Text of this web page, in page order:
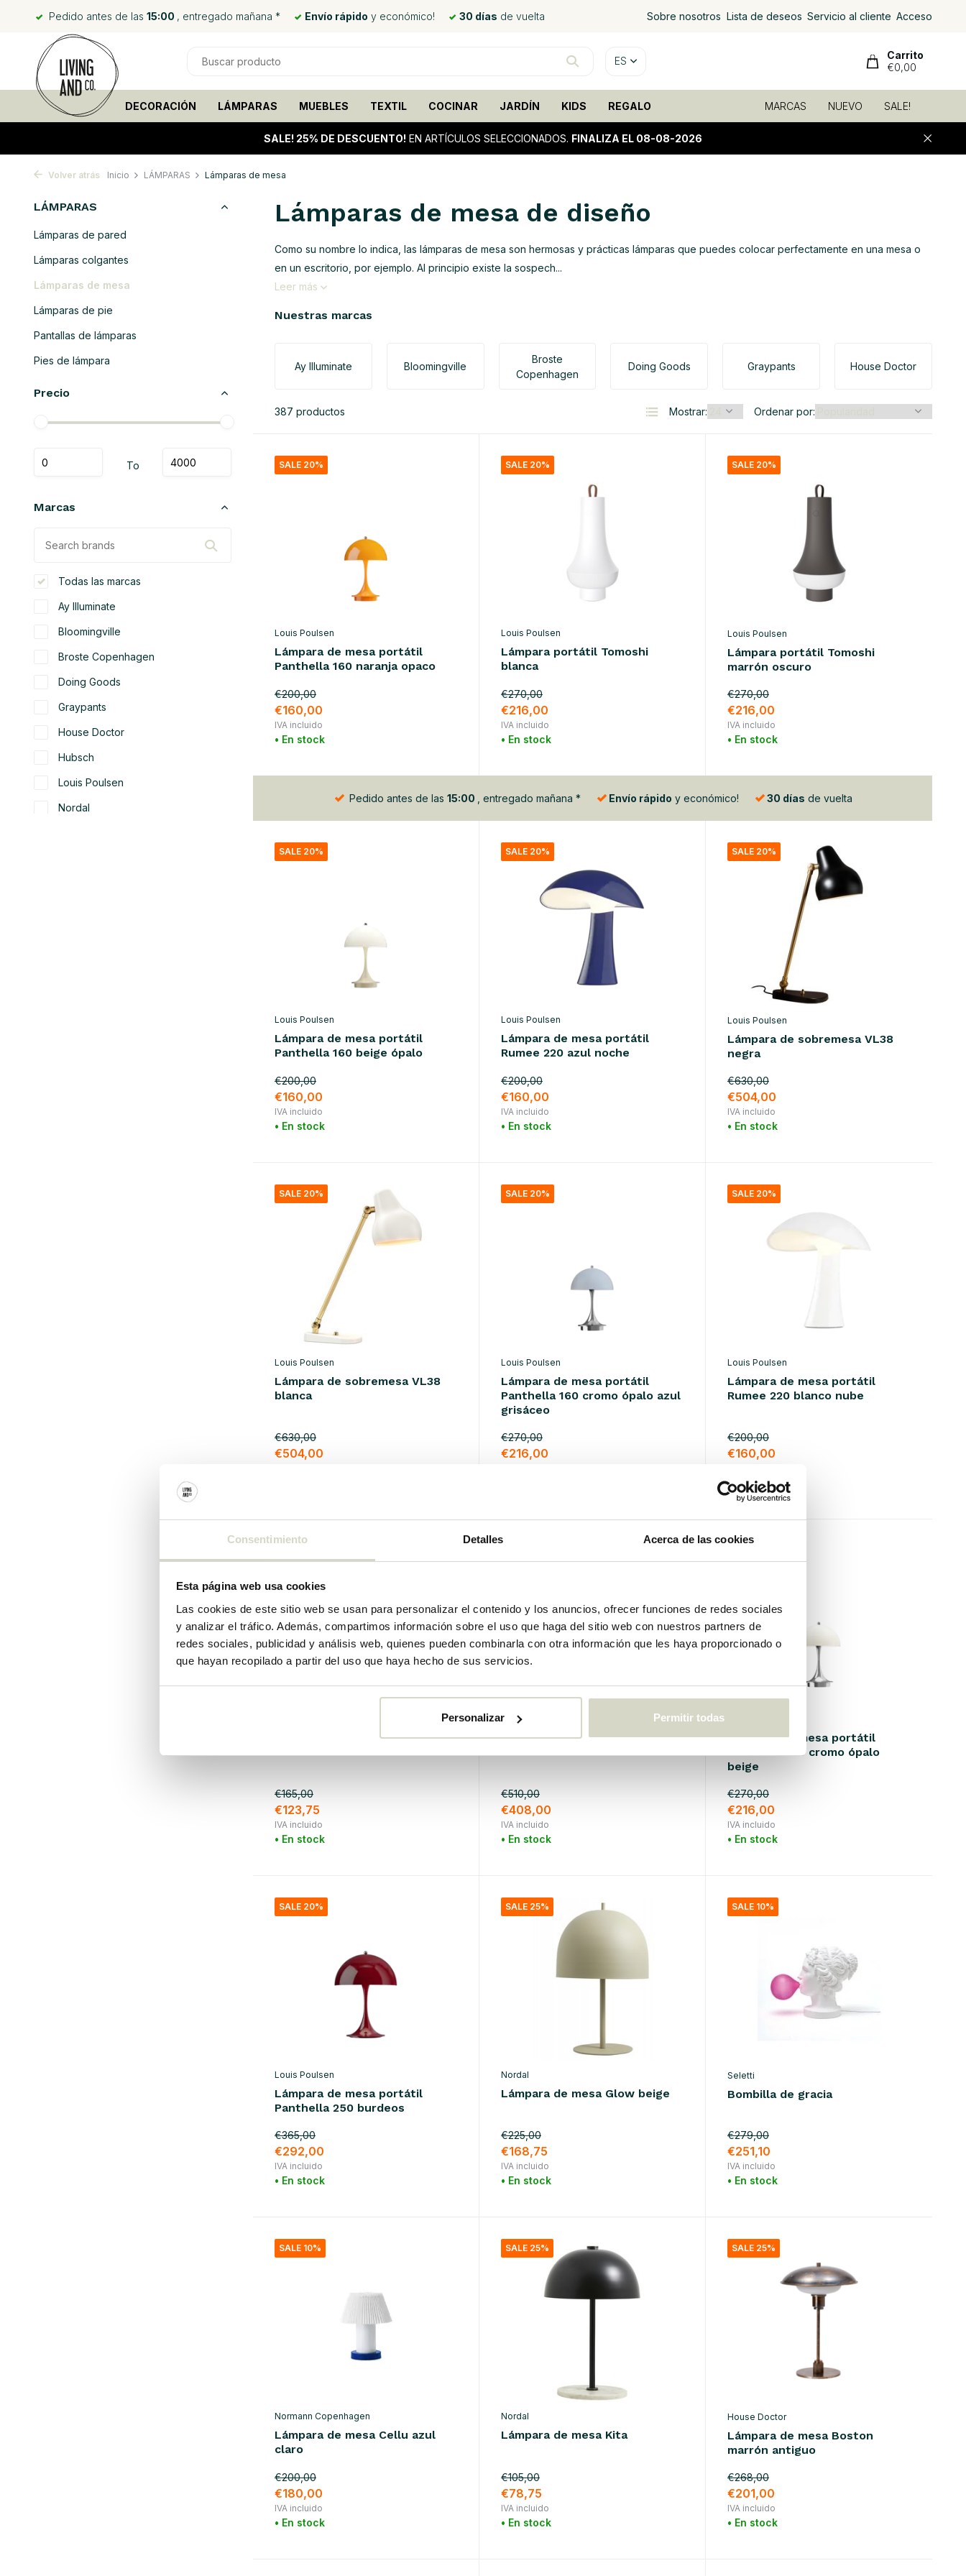
Consentimiento Detalles Acerca de las cookies
Esta página web usa cookies
Las cookies de este sitio web se usan para personalizar el contenido y los anuncios, ofrecer funciones de redes sociales
y analizar el tráfico. Además, compartimos información sobre el uso que haga del sitio web con nuestros partners de
redes sociales, publicidad y análisis web, quienes pueden combinarla con otra información que les haya proporcionado o
que hayan recopilado a partir del uso que haya hecho de sus servicios.
Personalizar Permitir todas
Pedido antes de las 15:00 , entregado mañana * Envío rápido y económico! 30 días de vuelta Sobre nosotros Lista de deseos Servicio al cliente Acceso
ES
Carrito
€0,00
DECORACIÓN LÁMPARAS MUEBLES TEXTIL COCINAR JARDÍN KIDS REGALO MARCAS NUEVO SALE!
SALE! 25% DE DESCUENTO! EN ARTÍCULOS SELECCIONADOS. FINALIZA EL 08-08-2026
Volver atrás Inicio LÁMPARAS Lámparas de mesa
LÁMPARAS
Lámparas de pared
Lámparas colgantes
Lámparas de mesa
Lámparas de pie
Pantallas de lámparas
Pies de lámpara
Precio
To
Marcas
Todas las marcas
Ay Illuminate
Bloomingville
Broste Copenhagen
Doing Goods
Graypants
House Doctor
Hubsch
Louis Poulsen
Nordal
Lámparas de mesa de diseño
Como su nombre lo indica, las lámparas de mesa son hermosas y prácticas lámparas que puedes colocar perfectamente en una mesa o
en un escritorio, por ejemplo. Al principio existe la sospech...
Leer más
Nuestras marcas
Ay Illuminate Bloomingville
Broste
Copenhagen
Doing Goods Graypants House Doctor
387 productos Mostrar: Ordenar por:
SALE 20%
Louis Poulsen
Lámpara de mesa portátil
Panthella 160 naranja opaco
€200,00
€160,00
IVA incluido
• En stock
SALE 20%
Louis Poulsen
Lámpara portátil Tomoshi
blanca
€270,00
€216,00
IVA incluido
• En stock
SALE 20%
Louis Poulsen
Lámpara portátil Tomoshi
marrón oscuro
€270,00
€216,00
IVA incluido
• En stock
Pedido antes de las 15:00 , entregado mañana * Envío rápido y económico! 30 días de vuelta
SALE 20%
Louis Poulsen
Lámpara de mesa portátil
Panthella 160 beige ópalo
€200,00
€160,00
IVA incluido
• En stock
SALE 20%
Louis Poulsen
Lámpara de mesa portátil
Rumee 220 azul noche
€200,00
€160,00
IVA incluido
• En stock
SALE 20%
Louis Poulsen
Lámpara de sobremesa VL38
negra
€630,00
€504,00
IVA incluido
• En stock
SALE 20%
Louis Poulsen
Lámpara de sobremesa VL38
blanca
€630,00
€504,00
SALE 20%
Louis Poulsen
Lámpara de mesa portátil
Panthella 160 cromo ópalo azul
grisáceo
€270,00
€216,00
SALE 20%
Louis Poulsen
Lámpara de mesa portátil
Rumee 220 blanco nube
€200,00
€160,00
• En stock
Lámpara de mesa Eri azul
€165,00
€123,75
IVA incluido
• En stock
Louis Poulsen
Panthella mini sobremesa
€510,00
€408,00
IVA incluido
• En stock
Lámpara de mesa portátil
Panthella 160 cromo ópalo
beige
€270,00
€216,00
IVA incluido
• En stock
SALE 20%
Louis Poulsen
Lámpara de mesa portátil
Panthella 250 burdeos
€365,00
€292,00
IVA incluido
• En stock
SALE 25%
Nordal
Lámpara de mesa Glow beige
€225,00
€168,75
IVA incluido
• En stock
SALE 10%
Seletti
Bombilla de gracia
€279,00
€251,10
IVA incluido
• En stock
SALE 10%
Normann Copenhagen
Lámpara de mesa Cellu azul
claro
€200,00
€180,00
IVA incluido
• En stock
SALE 25%
Nordal
Lámpara de mesa Kita
€105,00
€78,75
IVA incluido
• En stock
SALE 25%
House Doctor
Lámpara de mesa Boston
marrón antiguo
€268,00
€201,00
IVA incluido
• En stock